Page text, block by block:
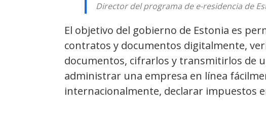
Director del programa de e-residencia de
El objetivo del gobierno de Estonia es
contratos y documentos digitalmente,
documentos, cifrarlos y transmitirlos de
administrar una empresa en línea
internacionalmente, declarar impuestos